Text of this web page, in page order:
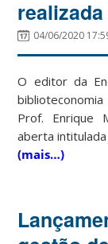
04/06/2020
O editor da
Prof. Enrique
aberta
(mais…)